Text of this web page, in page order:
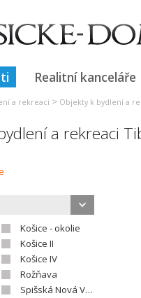
Realitní kanceláře
a rekreaci > Objekty k bydlení a
a rekreaci
Košice - okolie
Košice II
Košice IV
Rožňava
Spišská Nová Ves